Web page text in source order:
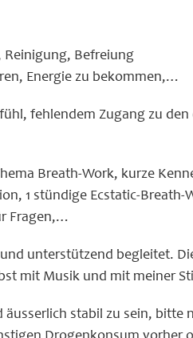
Reinigung, Befreiung
Energie zu bekommen,…
fehlendem Zugang zu den
Breath-Work, kurze
1 stündige Ecstatic-Breath-
Fragen,…
unterstützend begleitet.
mit Musik und mit meiner
stabil zu sein, bitte